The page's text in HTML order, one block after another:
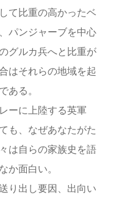
て比重の高かったベ
パンジャーブを中心
グルカ兵へと比重が
はそれらの地域を起
ある。
も、なぜあなたがた
は自らの家族史を語
か面白い。
り出し要因、出向い